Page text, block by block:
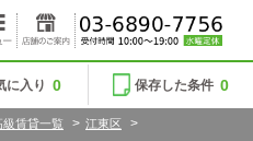
に入り 0 保存した条件 0
級賃貸一覧 > 江東区
>